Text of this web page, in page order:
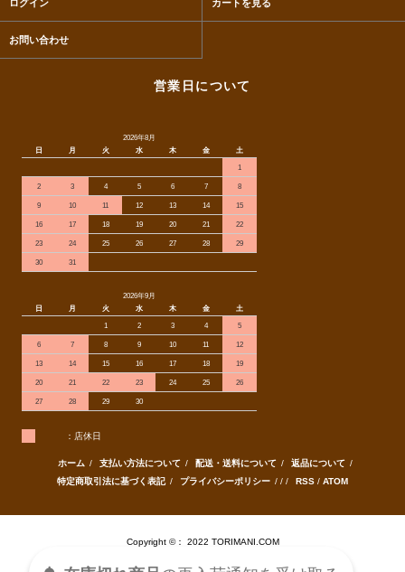
ログイン カートを見る
お問い合わせ
営業日について
2026年8月
日
月 火 水 木 金
土
1
2 3 4 5 6 7 8
9 10 11 12 13 14 15
16 17 18 19 20 21 22
23 24 25 26 27 28 29
30 31
2026年9月
日
月 火 水 木 金
土
1
2 3 4 5
6 7 8 9 10 11 12
13 14 15 16 17 18 19
20 21 22 23 24 25 26
27 28 29 30
：店休日
ホーム / 支払い方法について / 配送・送料について / 返品について /
特定商取引法に基づく表記 / プライバシーポリシー / / / RSS / ATOM
Copyright ©： 2022 TORIMANI.COM